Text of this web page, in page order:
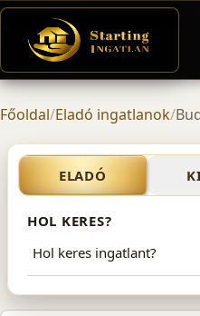
Főoldal/Eladó ingatlanok/
EladóELADÓ
HOL KERES?